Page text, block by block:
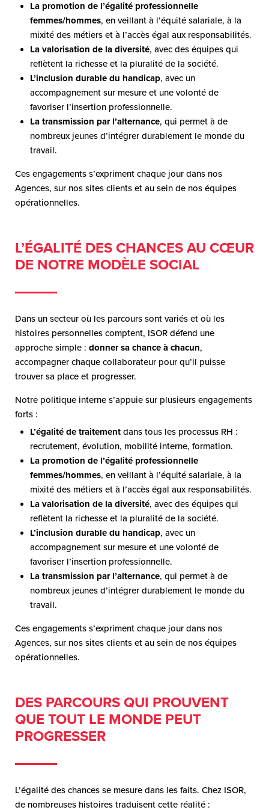
La promotion de l’égalité professionnelle
femmes/hommes, en veillant à l’équité salariale, à la
mixité des métiers et à l’accès égal aux responsabilités.
La valorisation de la diversité, avec des équipes qui
reflètent la richesse et la pluralité de la société.
L’inclusion durable du handicap, avec un
accompagnement sur mesure et une volonté de
favoriser l’insertion professionnelle.
La transmission par l’alternance, qui permet à de
nombreux jeunes d’intégrer durablement le monde du
travail.
Ces engagements s’expriment chaque jour dans nos
Agences, sur nos sites clients et au sein de nos équipes
opérationnelles.
L’ÉGALITÉ DES CHANCES AU CŒUR
DE NOTRE MODÈLE SOCIAL
Dans un secteur où les parcours sont variés et où les
histoires personnelles comptent, ISOR défend une
approche simple : donner sa chance à chacun,
accompagner chaque collaborateur pour qu’il puisse
trouver sa place et progresser.
Notre politique interne s’appuie sur plusieurs engagements
forts :
L’égalité de traitement dans tous les processus RH :
recrutement, évolution, mobilité interne, formation.
La promotion de l’égalité professionnelle
femmes/hommes, en veillant à l’équité salariale, à la
mixité des métiers et à l’accès égal aux responsabilités.
La valorisation de la diversité, avec des équipes qui
reflètent la richesse et la pluralité de la société.
L’inclusion durable du handicap, avec un
accompagnement sur mesure et une volonté de
favoriser l’insertion professionnelle.
La transmission par l’alternance, qui permet à de
nombreux jeunes d’intégrer durablement le monde du
travail.
Ces engagements s’expriment chaque jour dans nos
Agences, sur nos sites clients et au sein de nos équipes
opérationnelles.
DES PARCOURS QUI PROUVENT
QUE TOUT LE MONDE PEUT
PROGRESSER
L’égalité des chances se mesure dans les faits. Chez ISOR,
de nombreuses histoires traduisent cette réalité :